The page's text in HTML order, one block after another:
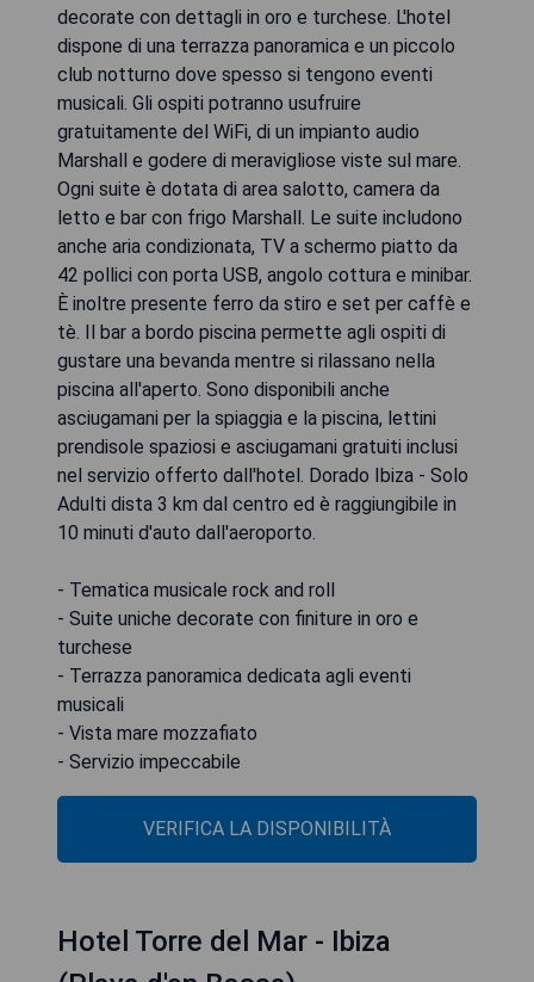
decorate con dettagli in oro e turchese. L'hotel
dispone di una terrazza panoramica e un piccolo
club notturno dove spesso si tengono eventi
musicali. Gli ospiti potranno usufruire
gratuitamente del WiFi, di un impianto audio
Marshall e godere di meravigliose viste sul mare.
Ogni suite è dotata di area salotto, camera da
letto e bar con frigo Marshall. Le suite includono
anche aria condizionata, TV a schermo piatto da
42 pollici con porta USB, angolo cottura e minibar.
È inoltre presente ferro da stiro e set per caffè e
tè. Il bar a bordo piscina permette agli ospiti di
gustare una bevanda mentre si rilassano nella
piscina all'aperto. Sono disponibili anche
asciugamani per la spiaggia e la piscina, lettini
prendisole spaziosi e asciugamani gratuiti inclusi
nel servizio offerto dall'hotel. Dorado Ibiza - Solo
Adulti dista 3 km dal centro ed è raggiungibile in
10 minuti d'auto dall'aeroporto.
- Tematica musicale rock and roll
- Suite uniche decorate con finiture in oro e
turchese
- Terrazza panoramica dedicata agli eventi
musicali
- Vista mare mozzafiato
- Servizio impeccabile
VERIFICA LA DISPONIBILITÀ
Hotel Torre del Mar - Ibiza